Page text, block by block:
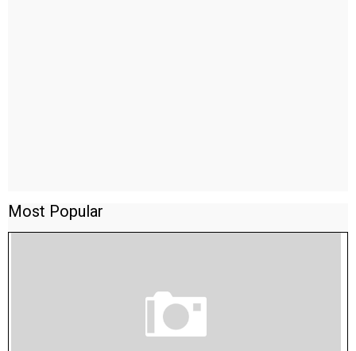
Most Popular